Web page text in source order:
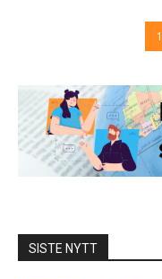
1
SISTE NYTT